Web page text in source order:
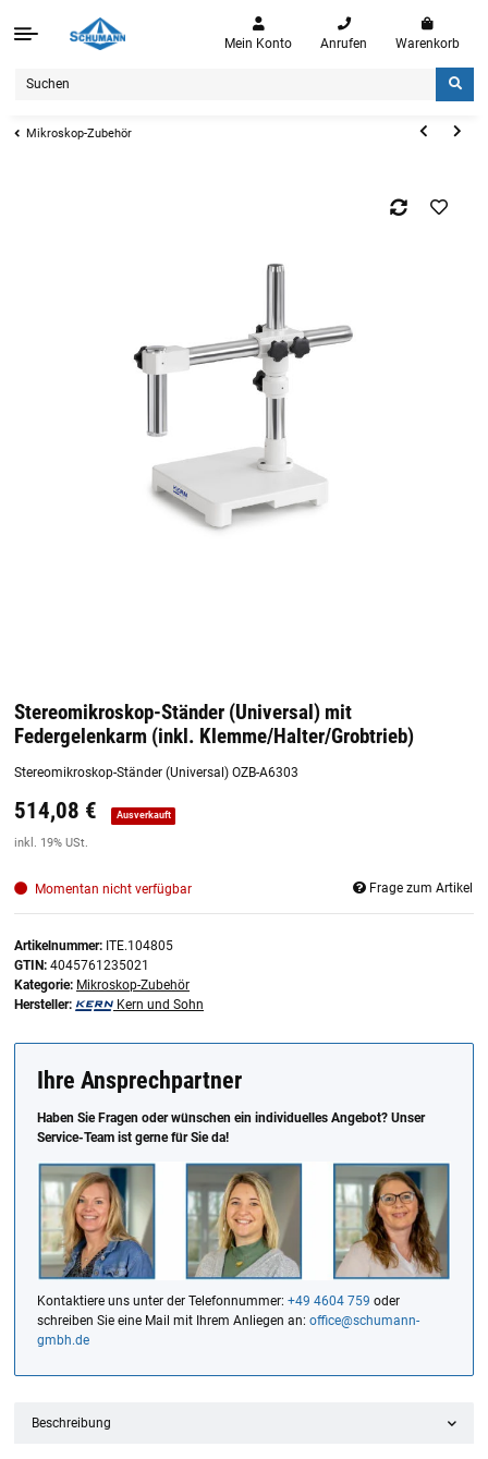
Mein Konto Anrufen Warenkorb
Mikroskop-Zubehör
Stereomikroskop-Ständer (Universal) mit
Federgelenkarm (inkl. Klemme/Halter/Grobtrieb)
Stereomikroskop-Ständer (Universal) OZB-A6303
Preis: 19,44 €inkl. 19% USt.
514,08 € Ausverkauft
inkl. 19% USt.
Momentan nicht verfügbar Frage zum Artikel
Artikelnummer: ITE.104805
GTIN: 4045761235021
Kategorie: Mikroskop-Zubehör
Hersteller:
Kern und Sohn
Ihre Ansprechpartner
Haben Sie Fragen oder wünschen ein individuelles Angebot? Unser
Service-Team ist gerne für Sie da!
Kontaktiere uns unter der Telefonnummer: +49 4604 759 oder
schreiben Sie eine Mail mit Ihrem Anliegen an: office@schumann-
gmbh.de
Beschreibung